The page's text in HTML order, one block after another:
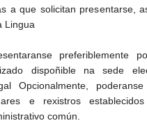
a que solicitan presentarse,
Lingua
preferiblemente
dispoñible na sede
Opcionalmente,
e rexistros
común.